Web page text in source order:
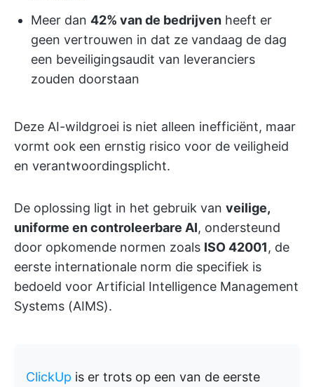
Meer dan 42% van de bedrijven heeft er
geen vertrouwen in dat ze vandaag de dag
een beveiligingsaudit van leveranciers
zouden doorstaan
Deze AI-wildgroei is niet alleen inefficiënt, maar
vormt ook een ernstig risico voor de veiligheid
en verantwoordingsplicht.
De oplossing ligt in het gebruik van veilige,
uniforme en controleerbare AI, ondersteund
door opkomende normen zoals ISO 42001, de
eerste internationale norm die specifiek is
bedoeld voor Artificial Intelligence Management
Systems (AIMS).
ClickUp is er trots op een van de eerste